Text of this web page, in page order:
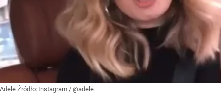
Adele Źródło: Instagram / @adele